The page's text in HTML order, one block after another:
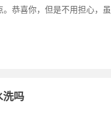
恭喜你，但是不用担心，虽
洗吗